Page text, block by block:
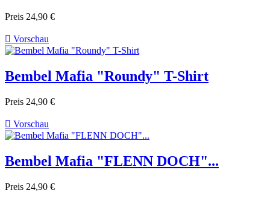
Preis 24,90 €
 Vorschau
Bembel Mafia "Roundy" T-Shirt
Preis 24,90 €
 Vorschau
Bembel Mafia "FLENN DOCH"...
Preis 24,90 €